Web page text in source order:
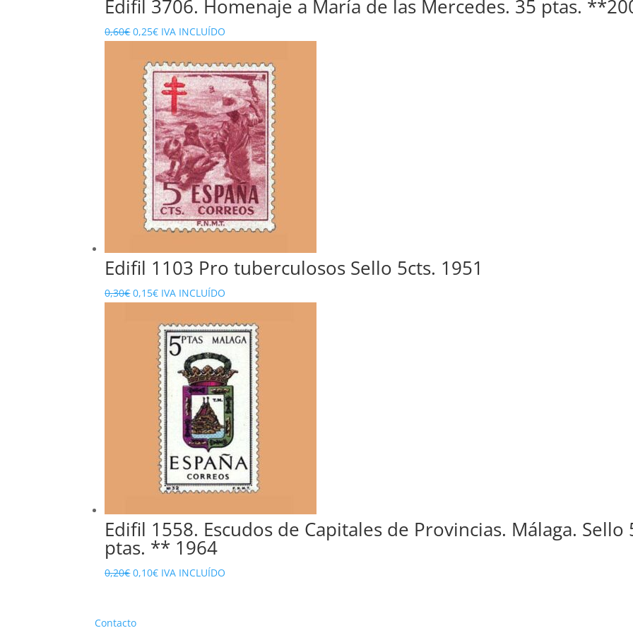
Edifil 3706. Homenaje a María de las Mercedes. 35 ptas.
0,60€El
original
era:
0,60€.
0,25€El
actual
es:
0,25€.
IVA INCLUÍDO
Edifil 1103 Pro tuberculosos Sello 5cts. 1951
0,30€El
original
0,30€.
0,15€El
actual
es:
0,15€.
IVA INCLUÍDO
Edifil 1558. Escudos de Capitales de Provincias. Málaga. Sello
ptas. ** 1964
0,20€El
era:
0,10€ElIVA INCLUÍDO
Contacto